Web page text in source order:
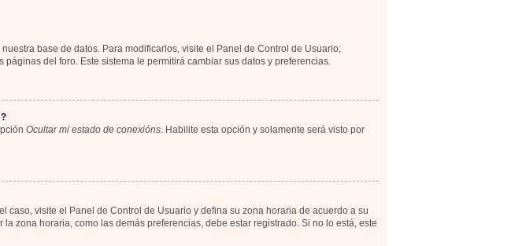
base de datos. Para modificarlos, visite el Panel de Control de Usuario;
del foro. Este sistema le permitirá cambiar sus datos y preferencias.
Ocultar mi estado de conexións. Habilite esta opción y solamente será visto por
visite el Panel de Control de Usuario y defina su zona horaria de acuerdo a su
zona horaria, como las demás preferencias, debe estar registrado. Si no lo está, este